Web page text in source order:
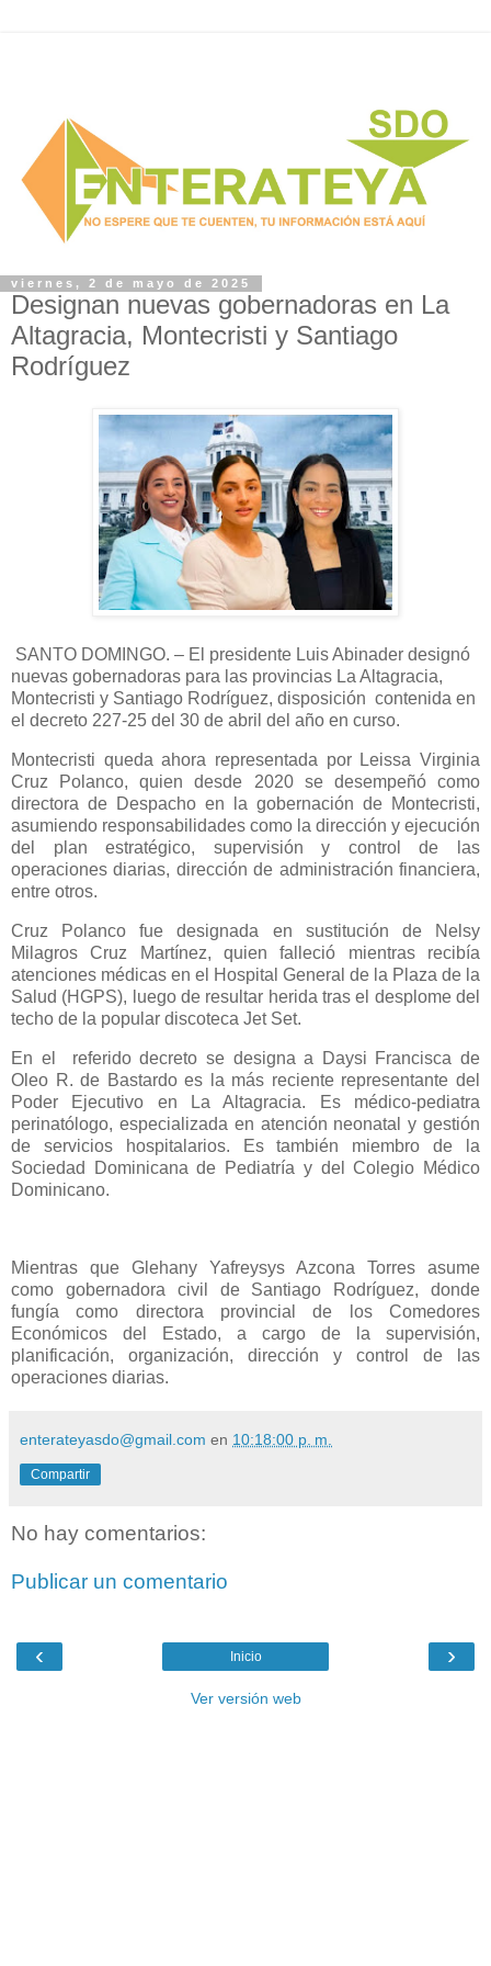
viernes, 2 de mayo de 2025
Designan nuevas gobernadoras en La
Altagracia, Montecristi y Santiago
Rodríguez
SANTO DOMINGO. – El presidente Luis Abinader designó
nuevas gobernadoras para las provincias La Altagracia,
Montecristi y Santiago Rodríguez, disposición contenida en
el decreto 227-25 del 30 de abril del año en curso.
Montecristi queda ahora representada por Leissa Virginia
Cruz Polanco, quien desde 2020 se desempeñó como
directora de Despacho en la gobernación de Montecristi,
asumiendo responsabilidades como la dirección y ejecución
del plan estratégico, supervisión y control de las
operaciones diarias, dirección de administración financiera,
entre otros.
Cruz Polanco fue designada en sustitución de Nelsy
Milagros Cruz Martínez, quien falleció mientras recibía
atenciones médicas en el Hospital General de la Plaza de la
Salud (HGPS), luego de resultar herida tras el desplome del
techo de la popular discoteca Jet Set.
En el referido decreto se designa a Daysi Francisca de
Oleo R. de Bastardo es la más reciente representante del
Poder Ejecutivo en La Altagracia. Es médico-pediatra
perinatólogo, especializada en atención neonatal y gestión
de servicios hospitalarios. Es también miembro de la
Sociedad Dominicana de Pediatría y del Colegio Médico
Dominicano.
Mientras que Glehany Yafreysys Azcona Torres asume
como gobernadora civil de Santiago Rodríguez, donde
fungía como directora provincial de los Comedores
Económicos del Estado, a cargo de la supervisión,
planificación, organización, dirección y control de las
operaciones diarias.
enterateyasdo@gmail.com en 10:18:00 p. m.
Compartir
No hay comentarios:
Publicar un comentario
‹ ›
Inicio
Ver versión web